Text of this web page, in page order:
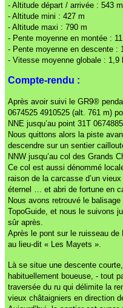
- Altitude départ / arrivée : 543 m
- Altitude mini : 427 m
- Altitude maxi : 790 m
- Pente moyenne en montée :
- Pente moyenne en descente :
- Vitesse moyenne globale : 1,9
Compte-rendu :
Après avoir suivi le GR9®
0674525 4910525 (alt. 761 m)
NNE jusqu’au point 31T
Nous quittons alors la piste
descendre sur un sentier
NNW jusqu’au col des Grands
Ce col est aussi dénommé
raison de la carcasse d’un
éternel … et abri de fortune en
Nous avons retrouvé le
TopoGuide, et nous le suivons
sûr après.
Après le pont sur le ruisseau
au lieu-dit « Les Mayets ».
Là se situe une descente
habituellement boueuse, - tout
traversée du ru qui délimite la
vieux châtaigniers en direction